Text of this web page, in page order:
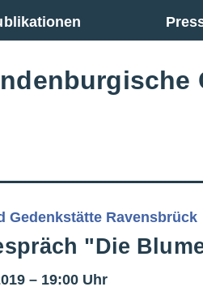
Gedenkstätte Ravensbrück
"Die
– 19:00 Uhr